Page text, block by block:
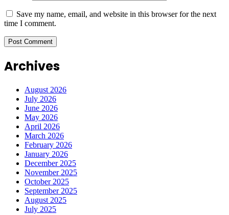
Save my name, email, and website in this browser for the next
time I comment.
Archives
August 2026
July 2026
June 2026
May 2026
April 2026
March 2026
February 2026
January 2026
December 2025
November 2025
October 2025
September 2025
August 2025
July 2025